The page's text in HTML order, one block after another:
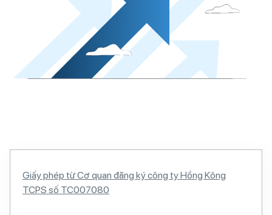
Giấy phép từ Cơ quan đăng ký công ty Hồng Kông
TCPS số TC007080